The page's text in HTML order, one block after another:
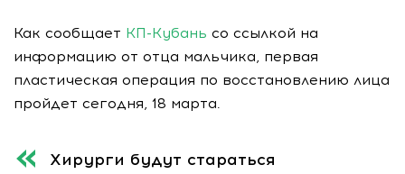
Как сообщает КП-Кубань со ссылкой на
информацию от отца мальчика, первая
пластическая операция по восстановлению лица
пройдет сегодня, 18 марта.
Хирурги будут стараться